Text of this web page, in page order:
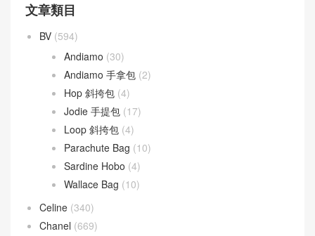
文章類目
BV (594)
Andiamo (30)
Andiamo 手拿包 (2)
Hop 斜挎包 (4)
Jodie 手提包 (17)
Loop 斜挎包 (4)
Parachute Bag (10)
Sardine Hobo (4)
Wallace Bag (10)
Celine (340)
Chanel (669)